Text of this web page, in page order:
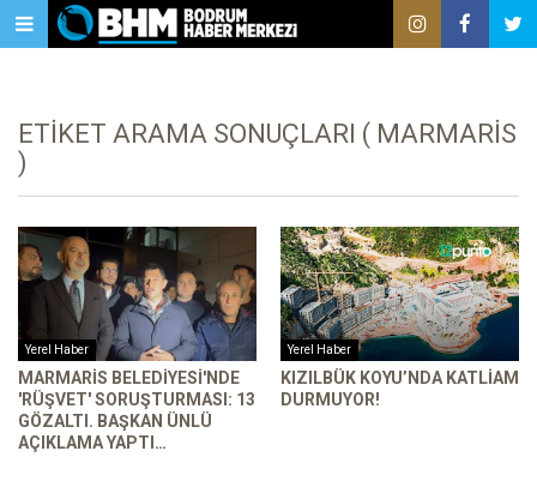
ETIKET ARAMA SONUÇLARI ( MARMARIS
)
Yerel Haber
MARMARIS BELEDIYESI'NDE
'RÜŞVET' SORUŞTURMASI: 13
GÖZALTI. BAŞKAN ÜNLÜ
AÇIKLAMA YAPTI…
Yerel Haber
KIZILBÜK KOYU’NDA KATLIAM
DURMUYOR!